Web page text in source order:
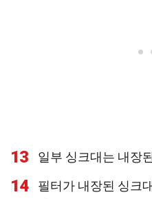
13 일부 싱크대는 내장
14
필터가 내장된 싱크